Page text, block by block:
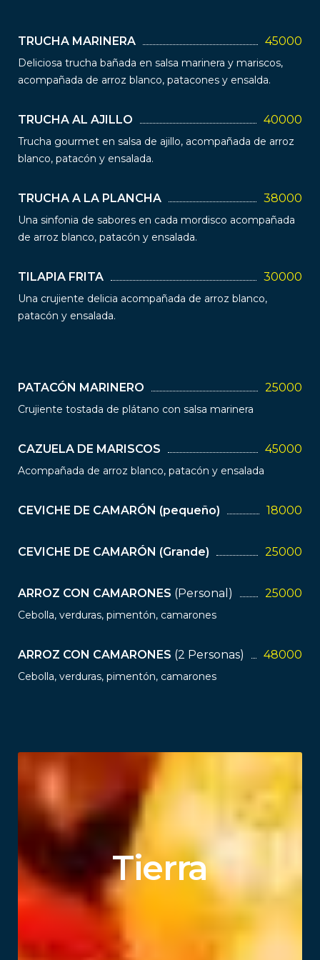
TRUCHA MARINERA 45000
Deliciosa trucha bañada en salsa marinera y mariscos,
acompañada de arroz blanco, patacones y ensalda.
TRUCHA AL AJILLO 40000
Trucha gourmet en salsa de ajillo, acompañada de arroz
blanco, patacón y ensalada.
TRUCHA A LA PLANCHA 38000
Una sinfonia de sabores en cada mordisco acompañada
de arroz blanco, patacón y ensalada.
TILAPIA FRITA 30000
Una crujiente delicia acompañada de arroz blanco,
patacón y ensalada.
PATACÓN MARINERO 25000
Crujiente tostada de plátano con salsa marinera
CAZUELA DE MARISCOS 45000
Acompañada de arroz blanco, patacón y ensalada
CEVICHE DE CAMARÓN (pequeño) 18000
CEVICHE DE CAMARÓN (Grande) 25000
ARROZ CON CAMARONES (Personal) 25000
Cebolla, verduras, pimentón, camarones
ARROZ CON CAMARONES (2 Personas) 48000
Cebolla, verduras, pimentón, camarones
Tierra